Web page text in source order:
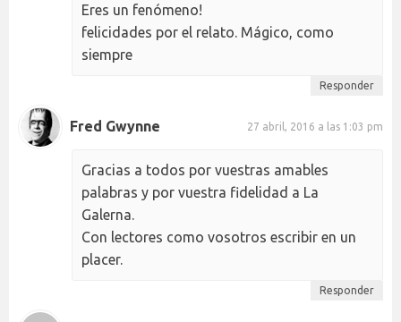
Eres un fenómeno!
felicidades por el relato. Mágico, como
siempre
Responder
Fred Gwynne 27 abril, 2016 a las 1:03 pm
Gracias a todos por vuestras amables
palabras y por vuestra fidelidad a La
Galerna.
Con lectores como vosotros escribir en un
placer.
Responder